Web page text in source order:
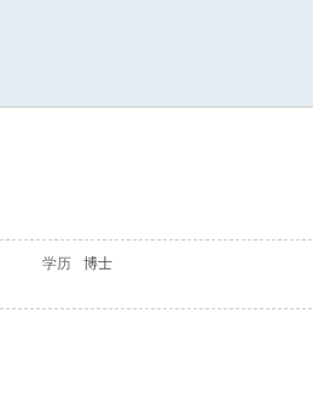
学历
博士